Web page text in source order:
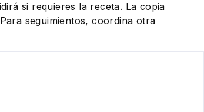
si requieres la receta. La copia
seguimientos, coordina otra